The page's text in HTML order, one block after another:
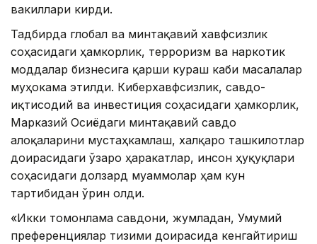
вакиллари кирди.
Тадбирда глобал ва минтақавий хавфсизлик
соҳасидаги ҳамкорлик, терроризм ва наркотик
моддалар бизнесига қарши кураш каби масалалар
муҳокама этилди. Киберхавфсизлик, савдо-
иқтисодий ва инвестиция соҳасидаги ҳамкорлик,
Марказий Осиёдаги минтақавий савдо
алоқаларини мустаҳкамлаш, халқаро ташкилотлар
доирасидаги ўзаро ҳаракатлар, инсон ҳуқуқлари
соҳасидаги долзард муаммолар ҳам кун
тартибидан ўрин олди.
«Икки томонлама савдони, жумладан, Умумий
преференциялар тизими доирасида кенгайтириш